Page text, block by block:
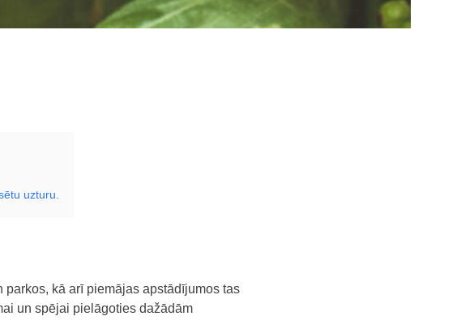
uzturu.
parkos, kā arī piemājas apstādījumos tas
un spējai pielāgoties dažādām